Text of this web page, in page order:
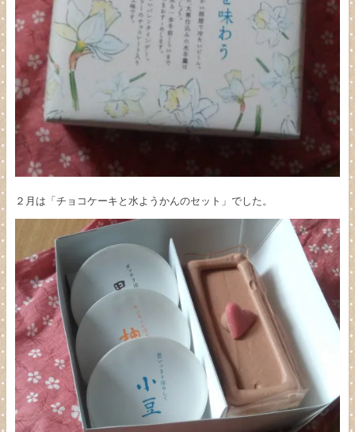
２月は「チョコケーキと水ようかんのセット」でした。